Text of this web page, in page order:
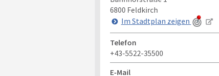
6800 Feldkirch
Im Stadtplan zeigen
Telefon
+43-5522-35500
E-Mail